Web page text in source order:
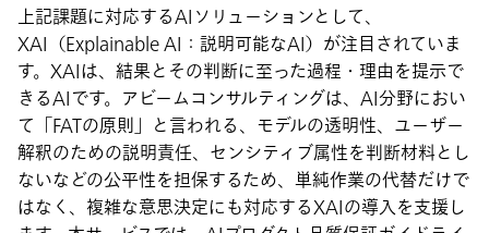
上記課題に対応するAIソリューションとして、
XAI（Explainable AI：説明可能なAI）が注目されていま
す。XAIは、結果とその判断に至った過程・理由を提示で
きるAIです。アビームコンサルティングは、AI分野におい
て「FATの原則」と言われる、モデルの透明性、ユーザー
解釈のための説明責任、センシティブ属性を判断材料とし
ないなどの公平性を担保するため、単純作業の代替だけで
はなく、複雑な意思決定にも対応するXAIの導入を支援し